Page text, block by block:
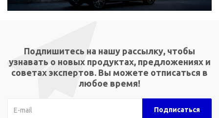
Подпишитесь на нашу рассылку, чтобы
узнавать о новых продуктах, предложениях и
советах экспертов. Вы можете отписаться в
любое время!